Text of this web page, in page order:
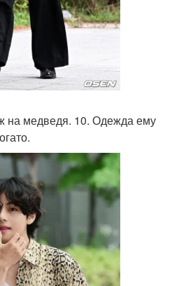
на медведя. 10. Одежда ему